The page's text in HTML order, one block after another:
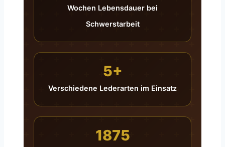
Wochen Lebensdauer bei
Schwerstarbeit
5+
Verschiedene Lederarten im Einsatz
1875